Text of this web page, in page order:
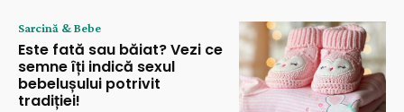
Sarcină & Bebe
Este fată sau băiat? Vezi ce
semne îți indică sexul
bebelușului potrivit
tradiției!